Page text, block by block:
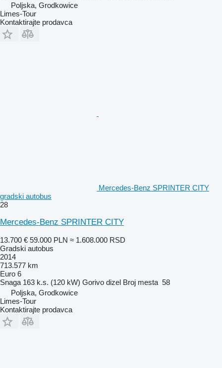
Poljska, Grodkowice
Limes-Tour
Kontaktirajte prodavca
Mercedes-Benz SPRINTER CITY
gradski autobus
28
Mercedes-Benz SPRINTER CITY
13.700 € 59.000 PLN ≈ 1.608.000 RSD
Gradski autobus
2014
713.577 km
Euro 6
Snaga 163 k.s. (120 kW) Gorivo dizel Broj mesta 58
Poljska, Grodkowice
Limes-Tour
Kontaktirajte prodavca